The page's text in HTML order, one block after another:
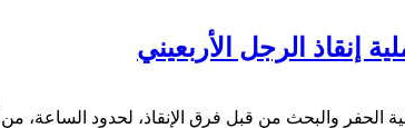
الرجل الأربعيني
الحفر والبحث من قبل فرق الإنقاذ، لحدود